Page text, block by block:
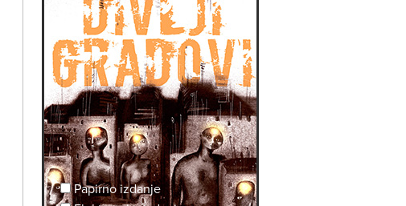
Papirno izdanje